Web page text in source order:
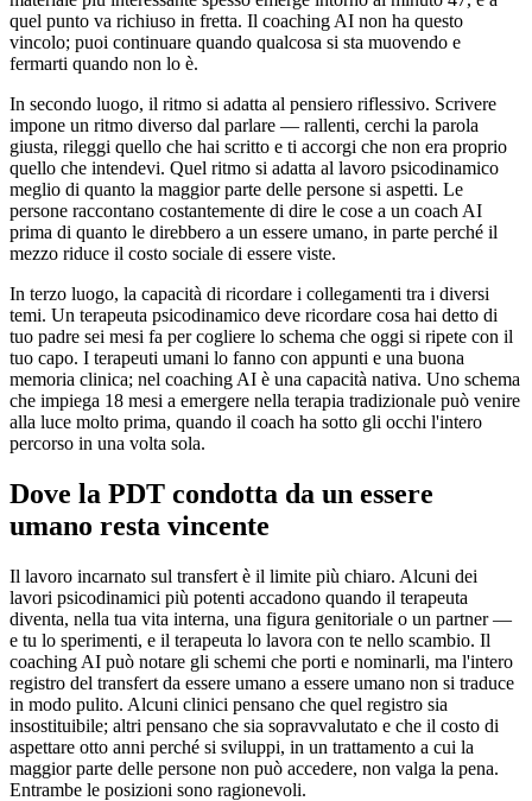
quel punto va richiuso in fretta. Il coaching AI non ha questo
vincolo; puoi continuare quando qualcosa si sta muovendo e
fermarti quando non lo è.
In secondo luogo, il ritmo si adatta al pensiero riflessivo. Scrivere
impone un ritmo diverso dal parlare — rallenti, cerchi la parola
giusta, rileggi quello che hai scritto e ti accorgi che non era proprio
quello che intendevi. Quel ritmo si adatta al lavoro psicodinamico
meglio di quanto la maggior parte delle persone si aspetti. Le
persone raccontano costantemente di dire le cose a un coach AI
prima di quanto le direbbero a un essere umano, in parte perché il
mezzo riduce il costo sociale di essere viste.
In terzo luogo, la capacità di ricordare i collegamenti tra i diversi
temi. Un terapeuta psicodinamico deve ricordare cosa hai detto di
tuo padre sei mesi fa per cogliere lo schema che oggi si ripete con il
tuo capo. I terapeuti umani lo fanno con appunti e una buona
memoria clinica; nel coaching AI è una capacità nativa. Uno schema
che impiega 18 mesi a emergere nella terapia tradizionale può venire
alla luce molto prima, quando il coach ha sotto gli occhi l'intero
percorso in una volta sola.
Dove la PDT condotta da un essere
umano resta vincente
Il lavoro incarnato sul transfert è il limite più chiaro. Alcuni dei
lavori psicodinamici più potenti accadono quando il terapeuta
diventa, nella tua vita interna, una figura genitoriale o un partner —
e tu lo sperimenti, e il terapeuta lo lavora con te nello scambio. Il
coaching AI può notare gli schemi che porti e nominarli, ma l'intero
registro del transfert da essere umano a essere umano non si traduce
in modo pulito. Alcuni clinici pensano che quel registro sia
insostituibile; altri pensano che sia sopravvalutato e che il costo di
aspettare otto anni perché si sviluppi, in un trattamento a cui la
maggior parte delle persone non può accedere, non valga la pena.
Entrambe le posizioni sono ragionevoli.